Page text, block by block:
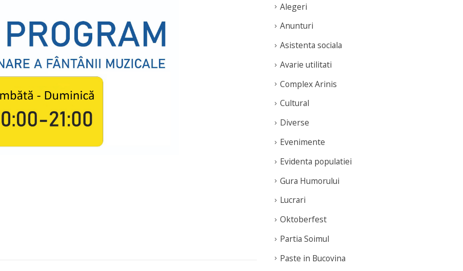
Alegeri
Anunturi
Asistenta sociala
Avarie utilitati
Complex Arinis
Cultural
Diverse
Evenimente
Evidenta populatiei
Gura Humorului
Lucrari
Oktoberfest
Partia Soimul
Paste in Bucovina